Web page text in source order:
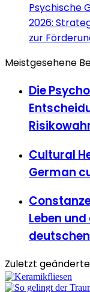
Psychische
2026:
zur
Meistgesehene
Die
Cultural
German
Leben
Zuletzt